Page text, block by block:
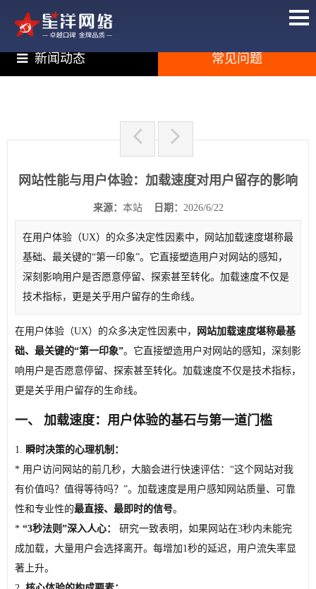
新闻动态 常见问题
网站性能与用户体验：加载速度对用户留存的影响
来源： 本站 日期： 2026/6/22
在用户体验（UX）的众多决定性因素中，网站加载速度堪称最
基础、最关键的“第一印象”。它直接塑造用户对网站的感知，
深刻影响用户是否愿意停留、探索甚至转化。加载速度不仅是
技术指标，更是关乎用户留存的生命线。
在用户体验（UX）的众多决定性因素中，
网站加载速度堪称最基
础、最关键的“第一印象”。它直接塑造用户对网站的感知，深刻影
响用户是否愿意停留、探索甚至转化。加载速度不仅是技术指标，
更是关乎用户留存的生命线。
一、 加载速度：用户体验的基石与第一道门槛
1. 瞬时决策的心理机制：
* 用户访问网站的前几秒，大脑会进行快速评估：“这个网站对我
有价值吗？值得等待吗？”。加载速度是用户感知网站质量、可靠
性和专业性的最直接、最即时的信号。
* “3秒法则”深入人心：
研究一致表明，如果网站在3秒内未能完
成加载，大量用户会选择离开。每增加1秒的延迟，用户流失率显
著上升。